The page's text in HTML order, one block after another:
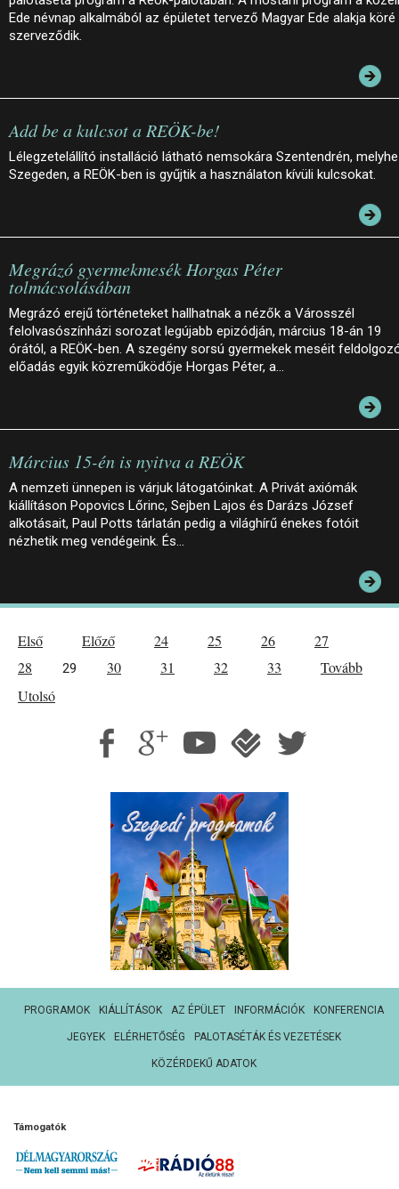
Ede névnap alkalmából az épületet tervező Magyar Ede alakja köré
szerveződik.
Add be a kulcsot a REÖK-be!
Lélegzetelállító installáció látható nemsokára Szentendrén,
Szegeden, a REÖK-ben is gyűjtik a használaton kívüli kulcsokat.
Megrázó gyermekmesék Horgas Péter
tolmácsolásában
Megrázó erejű történeteket hallhatnak a nézők a Városszél
felolvasószínházi sorozat legújabb epizódján, március 18-án 19
órától, a REÖK-ben. A szegény sorsú gyermekek meséit
előadás egyik közreműködője Horgas Péter, a…
Március 15-én is nyitva a REÖK
A nemzeti ünnepen is várjuk látogatóinkat. A Privát axiómák
kiállításon Popovics Lőrinc, Sejben Lajos és Darázs József
alkotásait, Paul Potts tárlatán pedig a világhírű énekes fotóit
nézhetik meg vendégeink. És…
Első Előző 24 25 26
27
28
29 30 31 32 33
Tovább
Utolsó
PROGRAMOK KIÁLLÍTÁSOK AZ ÉPÜLET INFORMÁCIÓK KONFERENCIA
JEGYEK ELÉRHETŐSÉG PALOTASÉTÁK ÉS VEZETÉSEK
KÖZÉRDEKŰ ADATOK
Támogatók